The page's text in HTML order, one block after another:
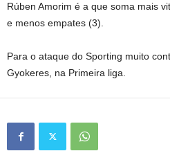
Rúben Amorim é a que soma mais
e menos empates (3).
Para o ataque do Sporting muito
Gyokeres, na Primeira liga.